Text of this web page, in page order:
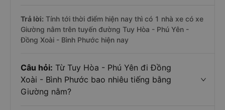
Trả lời: Tính tới thời điểm hiện nay thì có 1 nhà xe có xe
Giường nằm trên tuyến đường Tuy Hòa - Phú Yên -
Đồng Xoài - Bình Phước hiện nay
Câu hỏi: Từ Tuy Hòa - Phú Yên đi Đồng
Xoài - Bình Phước bao nhiêu tiếng bằng
Giường nằm?